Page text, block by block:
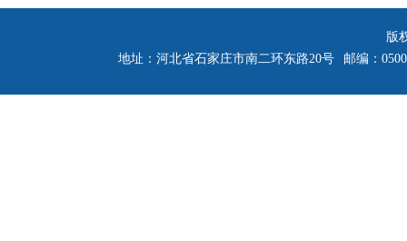
版
地址：河北省石家庄市南二环东路20号
邮编：